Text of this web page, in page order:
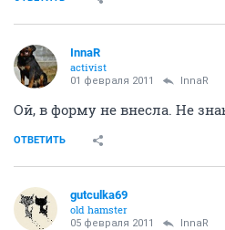
InnaR
activist
01 февраля 2011 InnaR
Ой, в форму не внесла. Не
ОТВЕТИТЬ
gutculka69
old hamster
05 февраля 2011 InnaR